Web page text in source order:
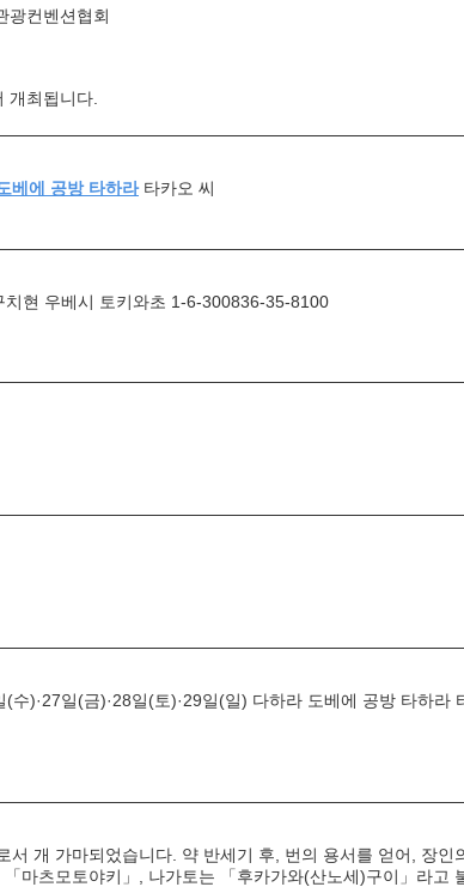
광컨벤션협회
개최됩니다.
베에 공방 타하라타카오 씨
치현 우베시 토키와초 1-6-300836-35-8100
)·27일(금)·28일(토)·29일(일) 다하라 도베에 공방 타하라
개 가마되었습니다. 약 반세기 후, 번의 용서를 얻어, 장
마츠모토야키」, 나가토는 「후카가와(산노세)구이」라고